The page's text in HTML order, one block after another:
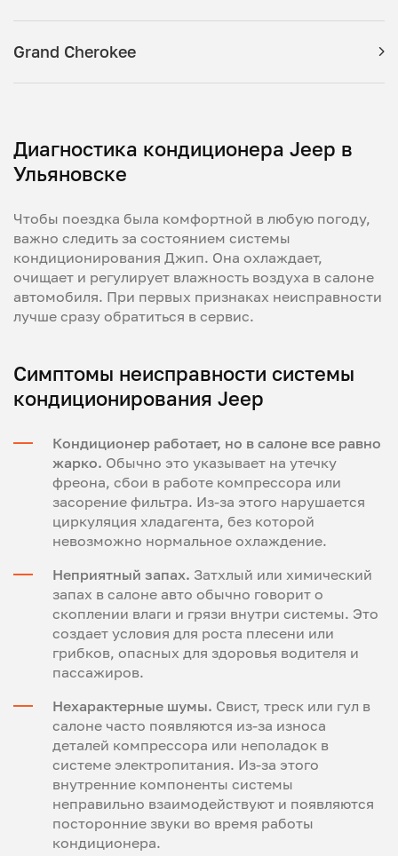
Grand Cherokee
Диагностика кондиционера Jeep в
Ульяновске
Чтобы поездка была комфортной в любую погоду,
важно следить за состоянием системы
кондиционирования Джип. Она охлаждает,
очищает и регулирует влажность воздуха в салоне
автомобиля. При первых признаках неисправности
лучше сразу обратиться в сервис.
Симптомы неисправности системы
кондиционирования Jeep
Кондиционер работает, но в салоне все равно
жарко. Обычно это указывает на утечку
фреона, сбои в работе компрессора или
засорение фильтра. Из-за этого нарушается
циркуляция хладагента, без которой
невозможно нормальное охлаждение.
Неприятный запах. Затхлый или химический
запах в салоне авто обычно говорит о
скоплении влаги и грязи внутри системы. Это
создает условия для роста плесени или
грибков, опасных для здоровья водителя и
пассажиров.
Нехарактерные шумы. Свист, треск или гул в
салоне часто появляются из-за износа
деталей компрессора или неполадок в
системе электропитания. Из-за этого
внутренние компоненты системы
неправильно взаимодействуют и появляются
посторонние звуки во время работы
кондиционера.